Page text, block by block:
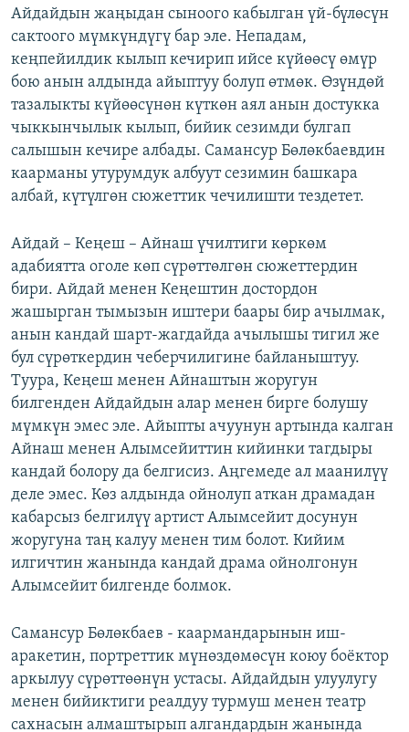
Айдайдын жаңыдан сыноого кабылган үй-бүлөсүн
сактоого мүмкүндүгү бар эле. Непадам,
кеңпейилдик кылып кечирип ийсе күйөөсү өмүр
бою анын алдында айыптуу болуп өтмөк. Өзүндөй
тазалыкты күйөөсүнөн күткөн аял анын достукка
чыккынчылык кылып, бийик сезимди булгап
салышын кечире албады. Самансур Бөлөкбаевдин
каарманы утурумдук албуут сезимин башкара
албай, күтүлгөн сюжеттик чечилишти тездетет.
Айдай – Кеңеш – Айнаш үчилтиги көркөм
адабиятта оголе көп сүрөттөлгөн сюжеттердин
бири. Айдай менен Кеңештин достордон
жашырган тымызын иштери баары бир ачылмак,
анын кандай шарт-жагдайда ачылышы тигил же
бул сүрөткердин чеберчилигине байланыштуу.
Туура, Кеңеш менен Айнаштын жоругун
билгенден Айдайдын алар менен бирге болушу
мүмкүн эмес эле. Айыпты ачуунун артында калган
Айнаш менен Алымсейиттин кийинки тагдыры
кандай болору да белгисиз. Аңгемеде ал маанилүү
деле эмес. Көз алдында ойнолуп аткан драмадан
кабарсыз белгилүү артист Алымсейит досунун
жоругуна таң калуу менен тим болот. Кийим
илгичтин жанында кандай драма ойнолгонун
Алымсейит билгенде болмок.
Самансур Бөлөкбаев - каармандарынын иш-
аракетин, портреттик мүнөздөмөсүн коюу боёктор
аркылуу сүрөттөөнүн устасы. Айдайдын улуулугу
менен бийиктиги реалдуу турмуш менен театр
сахнасын алмаштырып алгандардын жанында